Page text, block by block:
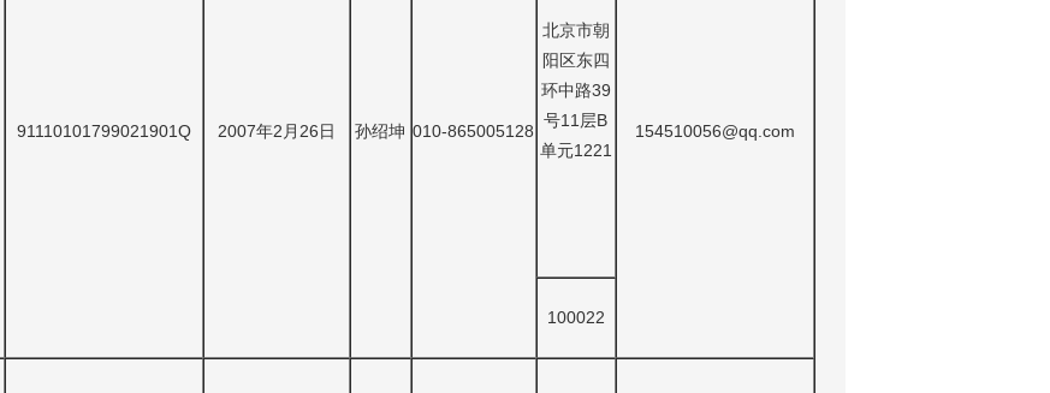
91110101799021901Q 2007年2月26日 孙绍坤 010-865005128
北京市朝
阳区东四
环中路39
号11层B
单元1221
154510056@qq.com
100022